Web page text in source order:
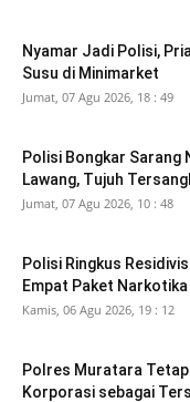
Nyamar Jadi Polisi,
Susu di Minimarket
Jumat, 07 Agu 2026, 18 : 49
Polisi Bongkar Sarang
Lawang, Tujuh
Jumat, 07 Agu 2026, 10 : 48
Polisi Ringkus
Empat Paket
Kamis, 06 Agu 2026, 19 : 12
Polres Muratara
Korporasi sebagai